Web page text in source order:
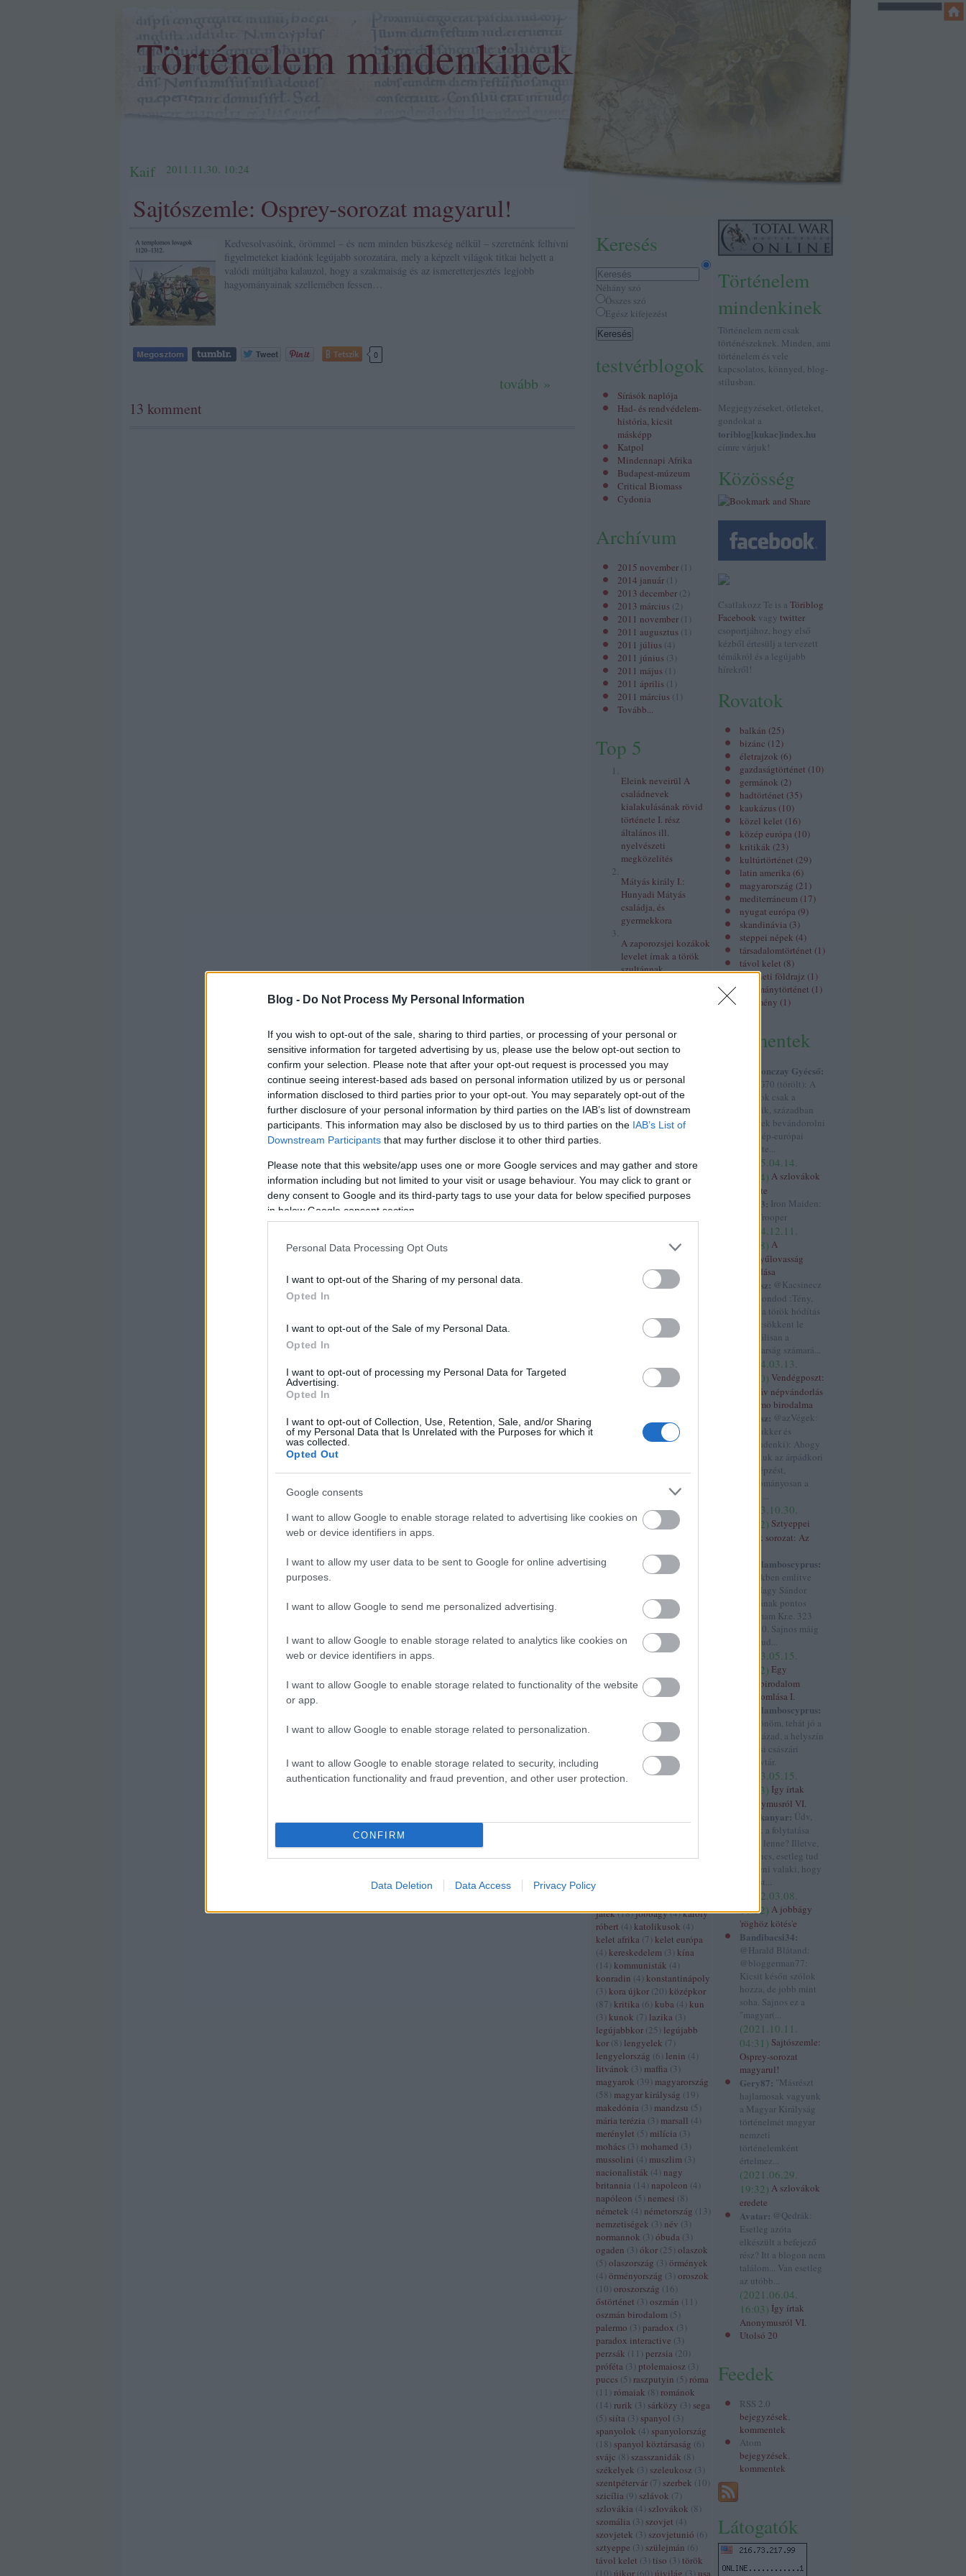
Blog - Do Not Process My Personal Information
If you wish to opt-out of the sale, sharing to third parties, or processing of your personal or
sensitive information for targeted advertising by us, please use the below opt-out section to
confirm your selection. Please note that after your opt-out request is processed you may
continue seeing interest-based ads based on personal information utilized by us or personal
information disclosed to third parties prior to your opt-out. You may separately opt-out of the
further disclosure of your personal information by third parties on the IAB’s list of downstream
participants. This information may also be disclosed by us to third parties on the IAB’s List of
Downstream Participants that may further disclose it to other third parties.
Please note that this website/app uses one or more Google services and may gather and store
information including but not limited to your visit or usage behaviour. You may click to grant or
deny consent to Google and its third-party tags to use your data for below specified purposes
in below Google consent section.
Personal Data Processing Opt Outs
I want to opt-out of the Sharing of my personal data.
Opted In
I want to opt-out of the Sale of my Personal Data.
Opted In
I want to opt-out of processing my Personal Data for Targeted
Advertising.
Opted In
I want to opt-out of Collection, Use, Retention, Sale, and/or Sharing
of my Personal Data that Is Unrelated with the Purposes for which it
was collected.
Opted Out
Google consents
I want to allow Google to enable storage related to advertising like cookies on
web or device identifiers in apps.
I want to allow my user data to be sent to Google for online advertising
purposes.
I want to allow Google to send me personalized advertising.
I want to allow Google to enable storage related to analytics like cookies on
web or device identifiers in apps.
I want to allow Google to enable storage related to functionality of the website
or app.
I want to allow Google to enable storage related to personalization.
I want to allow Google to enable storage related to security, including
authentication functionality and fraud prevention, and other user protection.
CONFIRM
Data Deletion Data Access Privacy Policy
Történelem mindenkinek
Történelem
mindenkinek
Történelem nem csak
történészeknek. Minden, ami
történelem és vele
kapcsolatos, könnyed, blog-
stílusban.
Megjegyzéseket, ötleteket,
gondokat a
toriblog[kukac]index.hu
címre várjuk!
Közösség
Csatlakozz Te is a Töriblog
Facebook vagy twitter
csoportjához, hogy első
kézből értesülj a tervezett
témákról és a legújabb
hírekről!
Rovatok
balkán (25)
bizánc (12)
életrajzok (6)
gazdaságtörténet (10)
germánok (2)
hadtörténet (35)
kaukázus (10)
közel kelet (16)
közép európa (10)
kritikák (23)
kultúrtörténet (29)
latin amerika (6)
magyarország (21 )
mediterráneum (17)
nyugat európa (9)
skandinávia (3)
steppei népek (4)
társadalomtörténet (1 )
távol kelet (8)
történeti földrajz (1 )
tudománytörténet (1 )
vélemény (1 )
kommentek
Kapronczay Gyécső:
@PSG70 (törölt): A
szlávok csak a
hetedik, században
kezdtek bevándorolni
a Közép-európai
területe...
2025.04.14.
08:44) A szlovákok
eredete
josé73: Iron Maiden:
The Trooper
2024.12.11.
17:58) A
könnyűlovasság
támadása
kotyesz: @Kacsinecz
K.: Mondod :Tény,
hogy a török hódítás
után csökkent le
radikálisan a
magyarság számará...
2024.03.13.
17:50) Vendégposzt:
A szláv népvándorlás
és Samo birodalma
kotyesz: @azVégek:
(@prukker és
@mindenki): Ahogy
tanultuk az árpádkori
névképzést,
hagyományosan a
török ...
2023.10.30.
00:02 ) Sztyeppei
népek sorozat: Az
Haralamboscyprus:
A cikkben említve
van Nagy Sándor
halálának pontos
dátumam Kr.e. 323
jun. 10. Sajnos máig
nem tud...
2023.05.15.
05:12 ) Egy
világbirodalom
összeomlása I.
Haralamboscyprus:
Köszönöm, tehát jó a
17. század, a helyszín
a bécsi császári
könyvtár.
2023.05.15.
04:43 ) Így írtak
Anonymusról VI.
hajtűkanyar: Üdv,
ennek a folytatása
merre lenne? Illetve,
ha nincs, esetleg tud
segíteni valaki, hogy
Szt. Ist...
2022.03.08.
11:52 ) A jobbágy
'röghöz kötés'e
Bandibacsi34:
@Harald Blåtand:
@bloggerman77:
Kicsit későn szólok
hozza, de jobb mint
soha. Sajnos ez a
"magyar(...
(2021.10.11.
04:31 ) Sajtószemle:
Osprey-sorozat
magyarul!
Gery87: "Másrészt
hajlamosak vagyunk
a Magyar Királyság
történelmét magyar
nemzeti
történelemként
értelmez...
(2021.06.29.
19:32 ) A szlovákok
eredete
Avatar: @Qedrák:
Esetleg azóta
elkészült a befejező
rész? Itt a blogon nem
találom... Van esetleg
az utóbb...
(2021.06.04.
16:03 ) Így írtak
Anonymusról VI.
Utolsó 20
Feedek
RSS 2.0
bejegyzések,
kommentek
Atom
bejegyzések,
kommentek
Látogatók
Keresés
Néhány szó
Összes szó
Egész kifejezést
testvérblogok
Sírásók naplója
Had- és rendvédelem-
história, kicsit
másképp
Katpol
Mindennapi Afrika
Budapest-múzeum
Critical Biomass
Cydonia
Archívum
2015 november ( 1 )
2014 január ( 1 )
2013 december (2 )
2013 március (2 )
2011 november ( 1 )
2011 augusztus ( 1 )
2011 július (4)
2011 június (3 )
2011 május ( 1 )
2011 április ( 1 )
2011 március ( 1 )
Tovább...
Top 5
Eleink neveirül A
családnevek
kialakulásának rövid
története I. rész
általános ill.
nyelvészeti
megközelítés
Mátyás király I.:
Hunyadi Mátyás
családja, és
gyermekkora
A zaporozsjei kozákok
levelet írnak a török
szultánnak
Habsburgok
Szerzők
- duplagondol(
Cs (profil)
Kaif (profil)
Bögöy (törölt) (profil
( profil)
hami ( profil)
lécci(profil)
( profil
nagypilu1(profil)
profil)
Címkék
albánia(4)
allah
anonymus(7)antant
(3) aragónia
)birtok(
blogtalálkozó
budapest(3)cár(3)cixi(
creative assembly
dalmácia
dalmátok
)dánok(3
istván( 5) dualizmus(
universalis
(3 fasiszták
ferdinánd
földközi tenger(8)franciák
franciaország(11)
gazdaságtörténet
)gesta
gyarmat (3 gyarmatosítás
györffy györgy (3
handel
havaselve
hódító vilmos(3)hohenstauf
honti lászló(3)horthy
miklós
horvátok (12
hugenotta
(6)iii frigyes(4)ii béla(
iparosodás(3)itália(4)iv
játék(18)jobbágy(4)károly
róbert (4) katolikusok (4)
kelet afrika (7) kelet európa
(4) kereskedelem (3 ) kína
( 14) kommunisták (4)
konradin (4) konstantinápoly
(3 ) kora újkor (20) középkor
(87) kritika (6) kuba (4) kun
(3 ) kunok (7) lazika (3 )
legújabbkor (25 ) legújabb
kor (8) lengyelek (7)
lengyelország (6) lenin (4)
litvánok (3 ) maffia (3 )
magyarok (39) magyarország
(58) magyar királyság ( 19)
makedónia (3 ) mandzsu (5 )
mária terézia (3 ) marsall (4)
merénylet (5 ) milícia (3 )
mohács (3 ) mohamed (3 )
mussolini (4) muszlim (3 )
nacionalisták (4) nagy
britannia ( 14) napoleon (4)
napóleon (5 ) nemesi (8)
németek (4) németország ( 13 )
nemzetiségek (3 ) név (3 )
normannok (3 ) óbuda (3 )
ogaden (3 ) ókor (25 ) olaszok
(5 ) olaszország (3 ) örmények
(4) örményország (3 ) oroszok
( 10) oroszország ( 16)
őstörténet (3 ) oszmán ( 11 )
oszmán birodalom (5 )
palermo (3 ) paradox (3 )
paradox interactive (3 )
perzsák ( 11 ) perzsia (20)
próféta (3 ) ptolemaiosz (3 )
puccs (5 ) raszputyin (5 ) róma
( 11 ) rómaiak (8) románok
( 14) rurik (3 ) sárközy (3 ) sega
(5 ) siíta (3 ) spanyol (3 )
spanyolok (4) spanyolország
( 18) spanyol köztársaság (6)
svájc (8) szasszanidák (8)
székelyek (3 ) szeleukosz (3 )
szentpétervár (7) szerbek ( 10)
szicília (9) szlávok (7)
szlovákia (4) szlovákok (8)
szomália (3 ) szovjet (4)
szovjetek (3 ) szovjetunió (6)
sztyeppe (3 ) szülejmán (6)
távol kelet (3 ) tiso (3 ) török
( 10 újkor (60 újvilág ( 3 usa
Kaif 2011.11.30. 10:24
Sajtószemle: Osprey-sorozat magyarul!
Kedvesolvasóink, örömmel – és nem minden büszkeség nélkül – szeretnénk felhívni
figyelmeteket kiadónk legújabb sorozatára, mely a képzelt világok titkai helyett a
valódi múltjába kalauzol, hogy a szakmaiság és az ismeretterjesztés legjobb
hagyományainak szellemében fessen…
Tetszik 0
tovább »
13 komment